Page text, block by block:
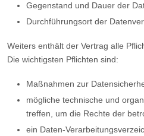
Gegenstand und Dauer der
Durchführungsort der
Weiters enthält der Vertrag alle
Die wichtigsten Pflichten sind:
Maßnahmen zur
mögliche technische und
treffen, um die Rechte der
ein Daten-